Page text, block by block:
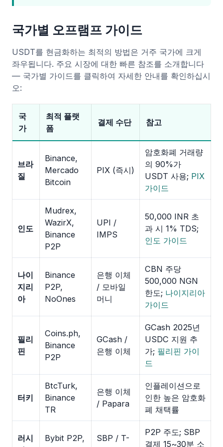
국가별 오프램프 가이드
USDT를 현금화하는 최적의 방법은 거주 국가에 크게
좌우됩니다. 주요 시장에 대한 빠른 참조를 소개합니다
— 국가별 가이드를 클릭하여 자세한 안내를 확인하십시
오:
국
가
최적 플랫
폼
결제 수단 참고
브라
질
Binance,
Mercado
Bitcoin
PIX (즉시)
암호화폐 거래량
의 90%가
USDT 사용; PIX
가이드
인도
Mudrex,
WazirX,
Binance
P2P
UPI /
IMPS
50,000 INR 초
과 시 1% TDS;
인도 가이드
나이
지리
아
Binance
P2P,
NoOnes
은행 이체
/ 모바일
머니
CBN 주당
500,000 NGN
한도; 나이지리아
가이드
필리
핀
Coins.ph,
Binance
P2P
GCash /
은행 이체
GCash 2025년
USDC 지원 추
가; 필리핀 가이
드
터키
BtcTurk,
Binance
TR
은행 이체
/ Papara
인플레이션으로
인한 높은 암호화
폐 채택률
러시
Bybit P2P,
SBP / T-
P2P 주도; SBP
결제 15~30분 소